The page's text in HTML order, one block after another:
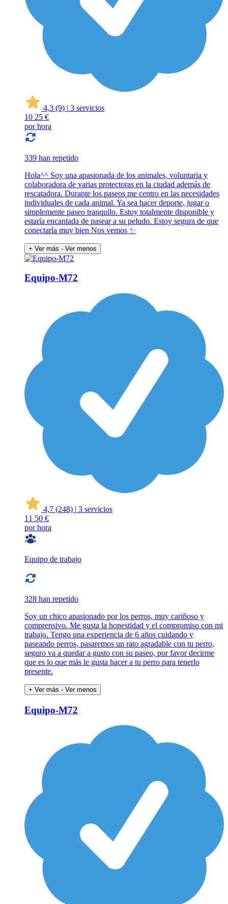
4,3 (9) | 3 servicios
10 25 €
por hora
339 han repetido
Hola^^ Soy una apasionada de los animales, voluntaria y
colaboradora de varias protectoras en la ciudad además de
rescatadora. Durante los paseos me centro en las necesidades
individuales de cada animal. Ya sea hacer deporte, jugar o
simplemente paseo tranquilo. Estoy totalmente disponible y
estaría encantada de pasear a su peludo. Estoy segura de que
conectaría muy bien Nos vemos ✨
+ Ver más - Ver menos
Equipo-M72
4,7 (248) | 3 servicios
11 50 €
por hora
Equipo de trabajo
328 han repetido
Soy un chico apasionado por los perros, muy cariñoso y
comprensivo. Me gusta la honestidad y el compromiso con mi
trabajo. Tengo una experiencia de 6 años cuidando y
paseando perros, pasaremos un rato agradable con tu perro,
seguro va a quedar a gusto con su paseo, por favor decirme
que es lo que más le gusta hacer a tu perro para tenerlo
presente.
+ Ver más - Ver menos
Equipo-M72